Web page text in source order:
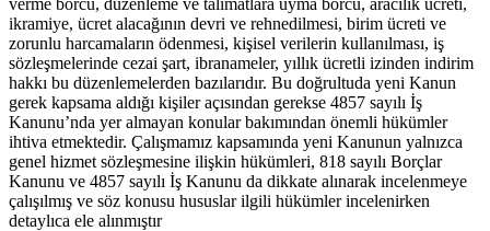
ikramiye, ücret alacağının devri ve rehnedilmesi, birim ücreti ve
zorunlu harcamaların ödenmesi, kişisel verilerin kullanılması, iş
sözleşmelerinde cezai şart, ibranameler, yıllık ücretli izinden indirim
hakkı bu düzenlemelerden bazılarıdır. Bu doğrultuda yeni Kanun
gerek kapsama aldığı kişiler açısından gerekse 4857 sayılı İş
Kanunu’nda yer almayan konular bakımından önemli hükümler
ihtiva etmektedir. Çalışmamız kapsamında yeni Kanunun yalnızca
genel hizmet sözleşmesine ilişkin hükümleri, 818 sayılı Borçlar
Kanunu ve 4857 sayılı İş Kanunu da dikkate alınarak incelenmeye
çalışılmış ve söz konusu hususlar ilgili hükümler incelenirken
detaylıca ele alınmıştır